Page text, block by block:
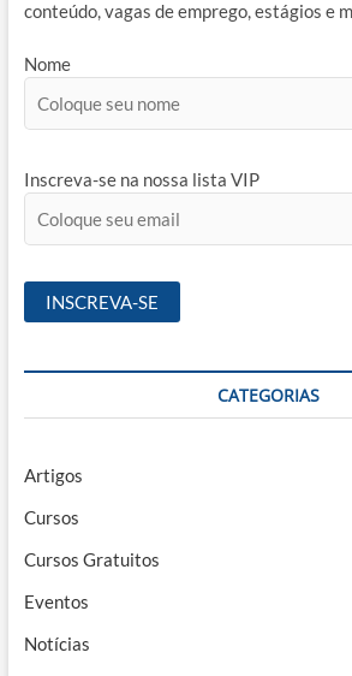
conteúdo, vagas de emprego, estágios e
Nome
Inscreva-se na nossa lista VIP
CATEGORIAS
Artigos
Cursos
Cursos Gratuitos
Eventos
Notícias